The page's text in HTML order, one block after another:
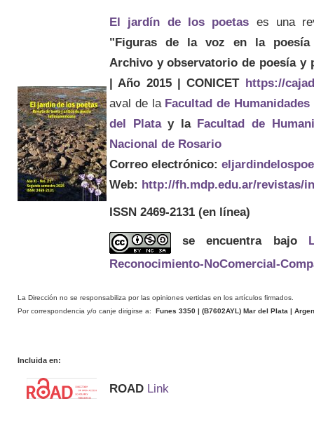
El jardín de los poetas es una
"Figuras de la voz en la poesía
Archivo y observatorio de poesía y
| Año 2015 | CONICET https://
aval de la Facultad de Humanidades
del Platay la Facultad de
Nacional de Rosario
Correo electrónico:
Web: http://fh.mdp.edu.ar/revistas/
ISSN 2469-2131 (en línea)
se encuentra bajo
Reconocimiento-NoComercial-
La Dirección no se responsabiliza por las opiniones vertidas en los artículos firmados.
Por correspondencia y/o canje dirigirse a: Funes 3350 | (B7602AYL ) Mar del Plata |
Incluida en:
ROAD Link